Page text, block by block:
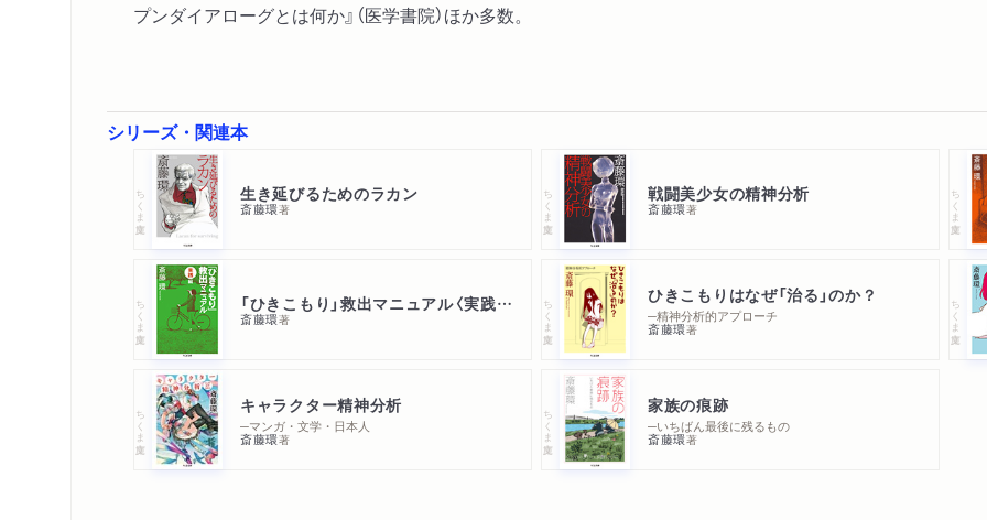
プンダイアローグとは何か』（医学書院）ほか多数。
シリーズ・関連本
ちくま文庫 生き延びるためのラカン
斎藤環著 ちくま文庫 戦闘美少女の精神分析
斎藤環著 ちくま文庫
ちくま文庫 「ひきこもり」救出マニュアル〈実践編〉
斎藤環著 ちくま文庫 ひきこもりはなぜ「治る」のか？
─精神分析的アプローチ
斎藤環著
ちくま文庫
ちくま文庫 キャラクター精神分析
─マンガ・文学・日本人
斎藤環著
ちくま文庫 家族の痕跡
─いちばん最後に残るもの
斎藤環著